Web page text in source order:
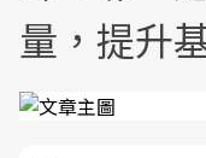
量，提升